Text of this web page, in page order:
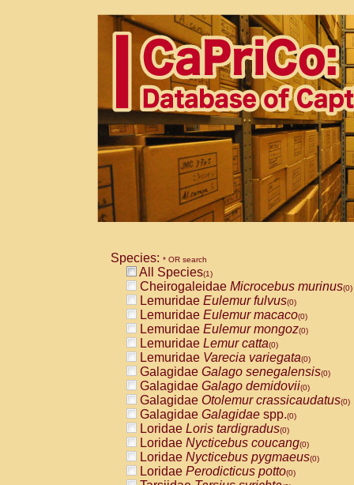
Species: * OR search
All Species(1)
Cheirogaleidae Microcebus murinus(0)
Lemuridae Eulemur fulvus(0)
Lemuridae Eulemur macaco(0)
Lemuridae Eulemur mongoz(0)
Lemuridae Lemur catta(0)
Lemuridae Varecia variegata(0)
Galagidae Galago senegalensis(0)
Galagidae Galago demidovii(0)
Galagidae Otolemur crassicaudatus(0)
Galagidae Galagidae spp.(0)
Loridae Loris tardigradus(0)
Loridae Nycticebus coucang(0)
Loridae Nycticebus pygmaeus(0)
Loridae Perodicticus potto(0)